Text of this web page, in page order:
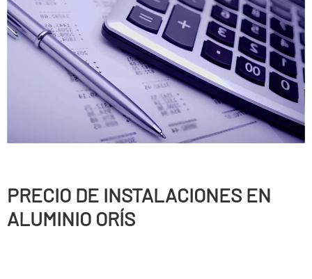
PRECIO DE INSTALACIONES EN
ALUMINIO ORÍS